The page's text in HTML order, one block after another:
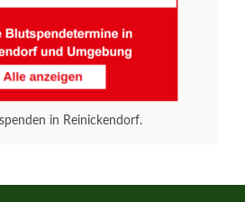
in Reinickendorf.